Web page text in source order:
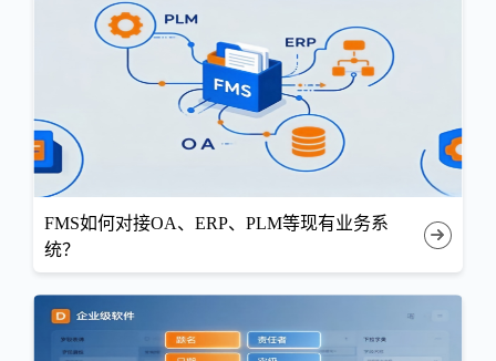
FMS如何对接OA、ERP、PLM等现有业务系
统？